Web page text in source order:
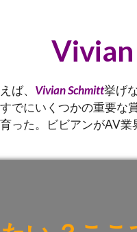
ば、 Vivian Schmitt挙げ
でにいくつかの重要
った。ビビアンがAV